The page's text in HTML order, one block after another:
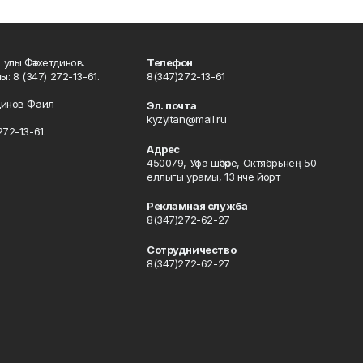
Фәтхетдинов.
8 (347) 272-13-61.
Фаил
13-61.
Телефон
8(347)272-13-61
Эл. почта
kyzyltan@mail.ru
Адрес
450079, Уфа шәһәре, Октябрьнең 50
еллыгы урамы, 13 нче йорт
Рекламная служба
8(347)272-62-27
Сотрудничество
8(347)272-62-27